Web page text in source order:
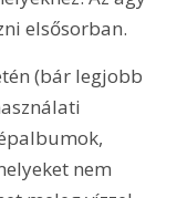
elsősorban.
(bár legjobb
nem